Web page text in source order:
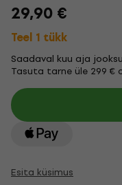
29,90 €
Teel 1 tükk
Saadaval kuu aja
Tasuta tarne üle 299 €
Esita küsimus